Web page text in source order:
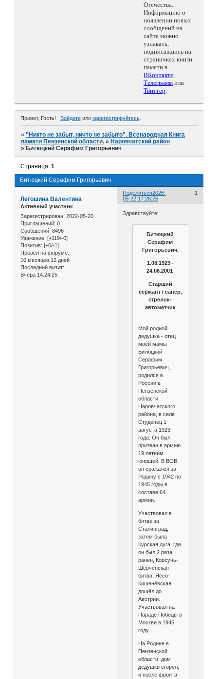
Отечества.
Информацию о
появлении новых
сообщений на
сайте можно
узнавать,
подписавшись на
страничках книги
памяти в
ВКонтакте,
Телеграмм или
Твиттер.
Привет, Гость! Войдитеили зарегистрируйтесь.
»"Никто не забыт, ничто не забыто". Всенародная Книга
памяти Пензенской области. » Наровчатский район
» Битюцкий Серафим Григорьевич
Битюцкий Серафим Григорьевич
Страница:1
Поделиться 1
2026-
05-22 17:26:26
Легошина Валентина
Активный участник
Зарегистрирован: 2022-05-20
Приглашений: 0
Сообщений: 8496
Уважение: [+119/-0]
Позитив: [+0/-1]
Провел на форуме:
10 месяцев 12 дней
Последний визит:
Вчера 14:24:25
Здравствуйте!
Битюцкий
Серафим
Григорьевич.
1.08.1923 -
24.06.2001
Старший
сержант / сапер,
стрелок-
автоматчик
Мой родной
дедушка - отец
моей мамы
Битюцкий
Серафим
Григорьевич,
родился в
России в
Пензенской
области
Наровчатского
района, в селе
Студенец 1
августа 1923
года. Он был
призван в армию
19 летним
юношей. В ВОВ
он сражался за
Родину с 1942 по
1945 годы в
составе 64
армии.
Участвовал в
битве за
Сталинград,
затем была
Курская дуга, где
он был 2 раза
ранен, Корсунь-
Шевченская
битва, Яссо-
Кишенёвская,
дошёл до
Австрии.
Участвовал на
Параде Победы в
Москве в 1945
году.
На Родине в
Пензенской
области, дом
дедушки сгорел,
и после фронта